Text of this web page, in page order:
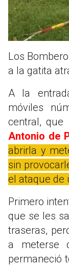
Los
a la gatita
A la
móviles
central, que
Antonio de
abrirla y
sin
el ataque de
Primero
que se les
traseras,
a meterse
permaneció